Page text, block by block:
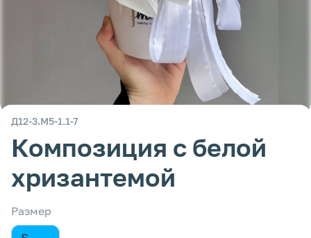
Д12-3.М5-1.1-7
Композиция с белой
хризантемой
Размер